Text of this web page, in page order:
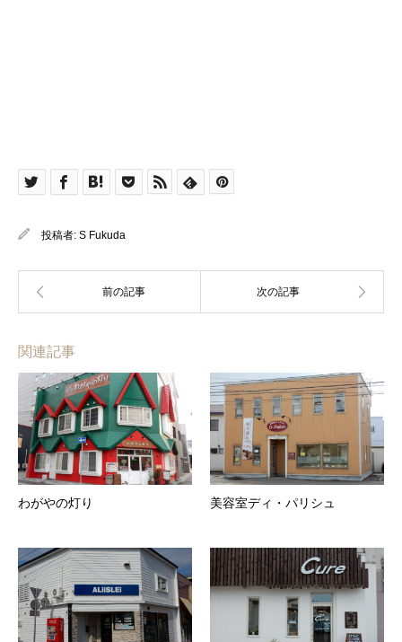
投稿者: S Fukuda
関連記事
わがやの灯り 美容室ディ・パリシュ